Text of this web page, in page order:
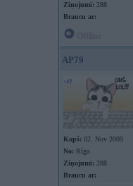
Ziņojumi: 288
Braucu ar:
AP79
Kopš: 02. Nov 2009
No: Rīga
Ziņojumi: 288
Braucu ar: